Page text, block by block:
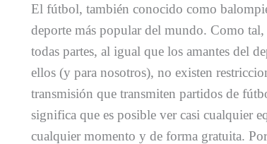
El fútbol, también conocido como
deporte más popular del mundo. Como
todas partes, al igual que los amantes del
ellos (y para nosotros), no existen
transmisión que transmiten partidos de
significa que es posible ver casi cualquier
cualquier momento y de forma gratuita.